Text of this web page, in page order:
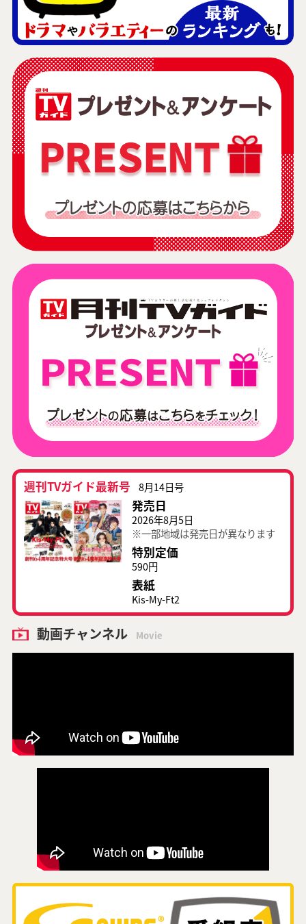
週刊TVガイド最新号 8月14日号
発売日
2026年8月5日
※一部地域は発売日が異なります
特別定価
590円
表紙
Kis-My-Ft2
動画チャンネル Movie